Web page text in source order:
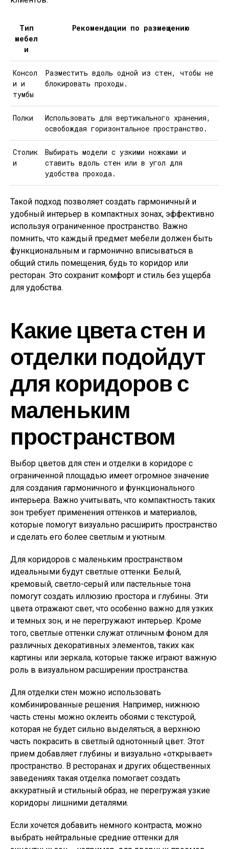
Тип
мебел
и
Рекомендации по размещению
Консол
и и
тумбы
Разместить вдоль одной из стен, чтобы не
блокировать проходы.
Полки
Использовать для вертикального хранения,
освобождая горизонтальное пространство.
Столик
и
Выбирать модели с узкими ножками и
ставить вдоль стен или в угол для
удобства прохода.
Такой подход позволяет создать гармоничный и
удобный интерьер в компактных зонах, эффективно
используя ограниченное пространство. Важно
помнить, что каждый предмет мебели должен быть
функциональным и гармонично вписываться в
общий стиль помещения, будь то коридор или
ресторан. Это сохранит комфорт и стиль без ущерба
для удобства.
Какие цвета стен и
отделки подойдут
для коридоров с
маленьким
пространством
Выбор цветов для стен и отделки в коридоре с
ограниченной площадью имеет огромное значение
для создания гармоничного и функционального
интерьера. Важно учитывать, что компактность таких
зон требует применения оттенков и материалов,
которые помогут визуально расширить пространство
и сделать его более светлым и уютным.
Для коридоров с маленьким пространством
идеальными будут светлые оттенки. Белый,
кремовый, светло-серый или пастельные тона
помогут создать иллюзию простора и глубины. Эти
цвета отражают свет, что особенно важно для узких
и темных зон, и не перегружают интерьер. Кроме
того, светлые оттенки служат отличным фоном для
различных декоративных элементов, таких как
картины или зеркала, которые также играют важную
роль в визуальном расширении пространства.
Для отделки стен можно использовать
комбинированные решения. Например, нижнюю
часть стены можно оклеить обоями с текстурой,
которая не будет сильно выделяться, а верхнюю
часть покрасить в светлый однотонный цвет. Этот
прием добавляет глубины и визуально «открывает»
пространство. В ресторанах и других общественных
заведениях такая отделка помогает создать
аккуратный и стильный образ, не перегружая узкие
коридоры лишними деталями.
Если хочется добавить немного контраста, можно
выбрать нейтральные средние оттенки для